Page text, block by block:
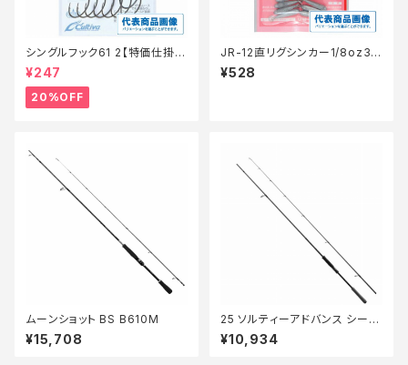
シングルフック61 2【特価仕掛】
【20】
¥247
20%OFF
JR-12直リグシンカー1/8oz3.5
g
¥528
ムーンショット BS B610M
¥15,708
25 ソルティーアドバンス シーバ
ス／サーフ S90ML
¥10,934